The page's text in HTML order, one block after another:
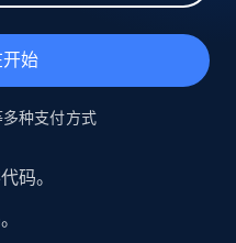
始
多种支付方式
码。